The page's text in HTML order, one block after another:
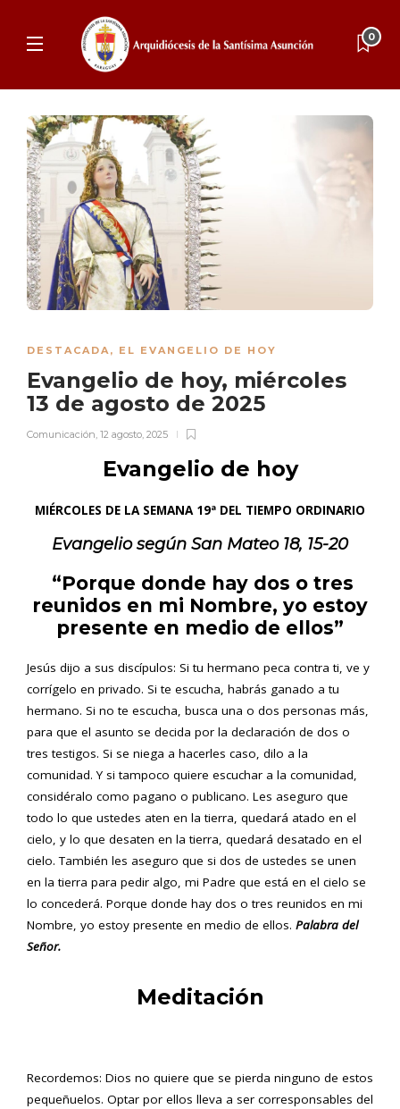
0
DESTACADA, EL EVANGELIO DE HOY
Evangelio de hoy, miércoles
13 de agosto de 2025
Comunicación, 12 agosto, 2025
Evangelio de hoy
MIÉRCOLES DE LA SEMANA 19ª DEL TIEMPO ORDINARIO
Evangelio según San Mateo 18, 15-20
“Porque donde hay dos o tres
reunidos en mi Nombre, yo estoy
presente en medio de ellos”
Jesús dijo a sus discípulos: Si tu hermano peca contra ti, ve y
corrígelo en privado. Si te escucha, habrás ganado a tu
hermano. Si no te escucha, busca una o dos personas más,
para que el asunto se decida por la declaración de dos o
tres testigos. Si se niega a hacerles caso, dilo a la
comunidad. Y si tampoco quiere escuchar a la comunidad,
considéralo como pagano o publicano. Les aseguro que
todo lo que ustedes aten en la tierra, quedará atado en el
cielo, y lo que desaten en la tierra, quedará desatado en el
cielo. También les aseguro que si dos de ustedes se unen
en la tierra para pedir algo, mi Padre que está en el cielo se
lo concederá. Porque donde hay dos o tres reunidos en mi
Nombre, yo estoy presente en medio de ellos. Palabra del
Señor.
Meditación
Recordemos: Dios no quiere que se pierda ninguno de estos
pequeñuelos. Optar por ellos lleva a ser corresponsables del